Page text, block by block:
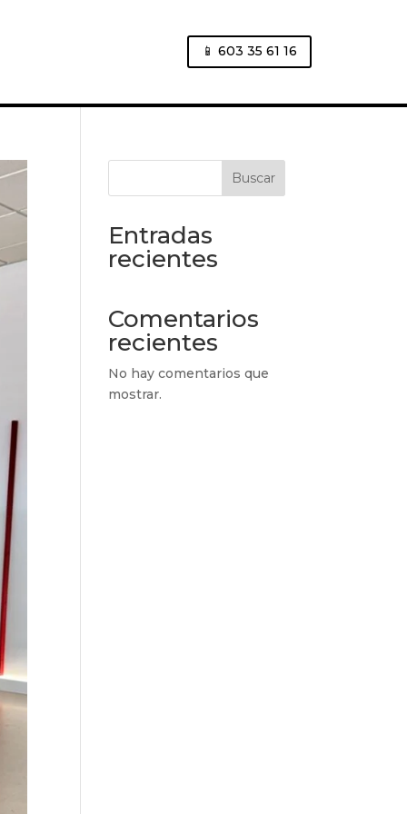
📱 603 35 61 16
Buscar
Entradas
recientes
Comentarios
recientes
No hay comentarios que
mostrar.